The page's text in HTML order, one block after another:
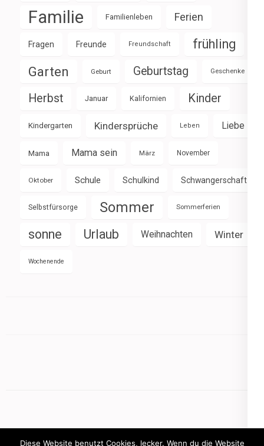
Familie Familienleben Ferien
Fragen Freunde Freundschaft frühling
Garten Geburt Geburtstag Geschenke
Herbst Januar Kalifornien Kinder
Kindergarten Kindersprüche Leben Liebe
Mama Mama sein März November
Oktober Schule Schulkind Schwangerschaft
Selbstfürsorge Sommer Sommerferien
sonne Urlaub Weihnachten Winter
Wochenende
Diese Website benutzt Cookies, lecker. Wenn du die Website